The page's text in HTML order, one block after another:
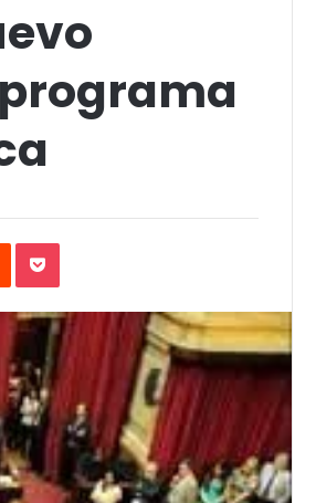
Reddit Pocket